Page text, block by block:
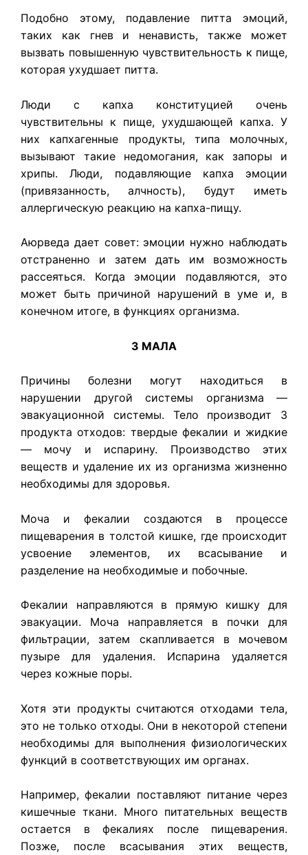
Подобно этому, подавление питта эмоций,
таких как гнев и ненависть, также может
вызвать повышенную чувствительность к пище,
которая ухудшает питта.
Люди с капха конституцией очень
чувствительны к пище, ухудшающей капха. У
них капхагенные продукты, типа молочных,
вызывают такие недомогания, как запоры и
хрипы. Люди, подавляющие капха эмоции
(привязанность, алчность), будут иметь
аллергическую реакцию на капха-пищу.
Аюрведа дает совет: эмоции нужно наблюдать
отстраненно и затем дать им возможность
рассеяться. Когда эмоции подавляются, это
может быть причиной нарушений в уме и, в
конечном итоге, в функциях организма.
3 МАЛА
Причины болезни могут находиться в
нарушении другой системы организма —
эвакуационной системы. Тело производит 3
продукта отходов: твердые фекалии и жидкие
— мочу и испарину. Производство этих
веществ и удаление их из организма жизненно
необходимы для здоровья.
Моча и фекалии создаются в процессе
пищеварения в толстой кишке, где происходит
усвоение элементов, их всасывание и
разделение на необходимые и побочные.
Фекалии направляются в прямую кишку для
эвакуации. Моча направляется в почки для
фильтрации, затем скапливается в мочевом
пузыре для удаления. Испарина удаляется
через кожные поры.
Хотя эти продукты считаются отходами тела,
это не только отходы. Они в некоторой степени
необходимы для выполнения физиологических
функций в соответствующих им органах.
Например, фекалии поставляют питание через
кишечные ткани. Много питательных веществ
остается в фекалиях после пищеварения.
Позже, после всасывания этих веществ,